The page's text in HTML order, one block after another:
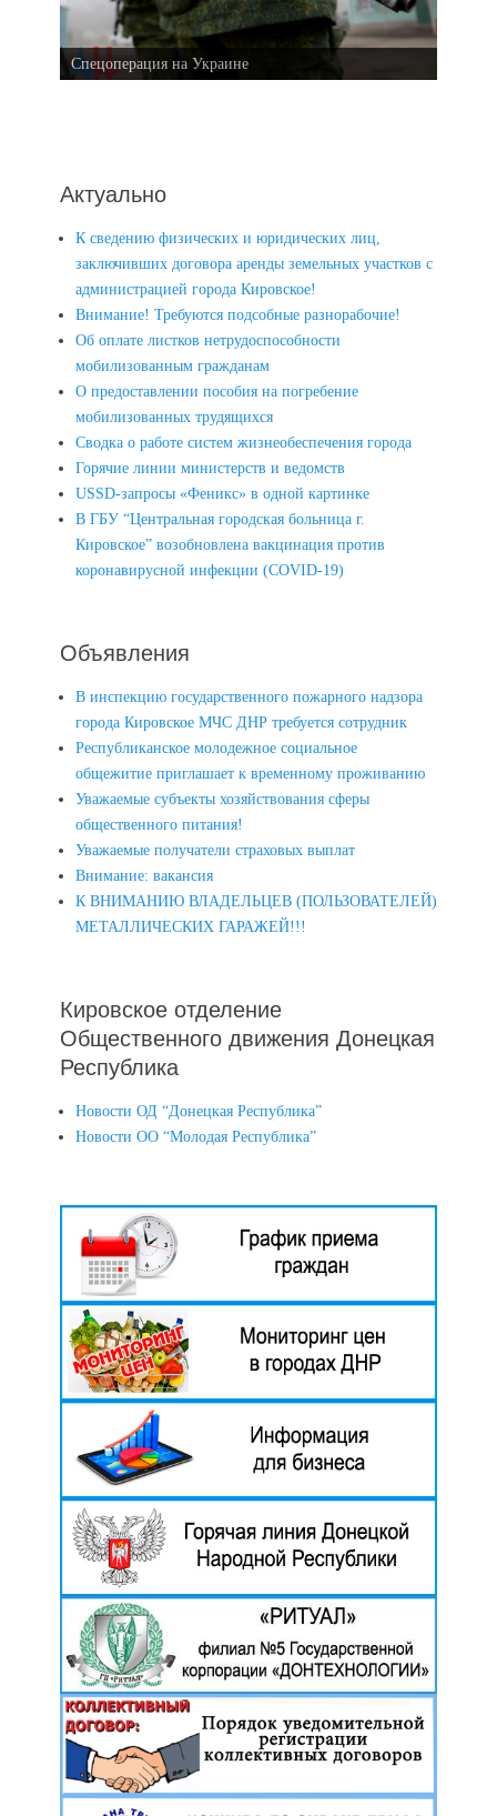
Спецоперация на Украине
Актуально
К сведению физических и юридических лиц,
заключивших договора аренды земельных участков с
администрацией города Кировское!
Внимание! Требуются подсобные разнорабочие!
Об оплате листков нетрудоспособности
мобилизованным гражданам
О предоставлении пособия на погребение
мобилизованных трудящихся
Сводка о работе систем жизнеобеспечения города
Горячие линии министерств и ведомств
USSD-запросы «Феникс» в одной картинке
В ГБУ “Центральная городская больница г.
Кировское” возобновлена вакцинация против
коронавирусной инфекции (COVID-19)
Объявления
В инспекцию государственного пожарного надзора
города Кировское МЧС ДНР требуется сотрудник
Республиканское молодежное социальное
общежитие приглашает к временному проживанию
Уважаемые субъекты хозяйствования сферы
общественного питания!
Уважаемые получатели страховых выплат
Внимание: вакансия
К ВНИМАНИЮ ВЛАДЕЛЬЦЕВ (ПОЛЬЗОВАТЕЛЕЙ)
МЕТАЛЛИЧЕСКИХ ГАРАЖЕЙ!!!
Кировское отделение
Общественного движения Донецкая
Республика
Новости ОД “Донецкая Республика”
Новости ОО “Молодая Республика”